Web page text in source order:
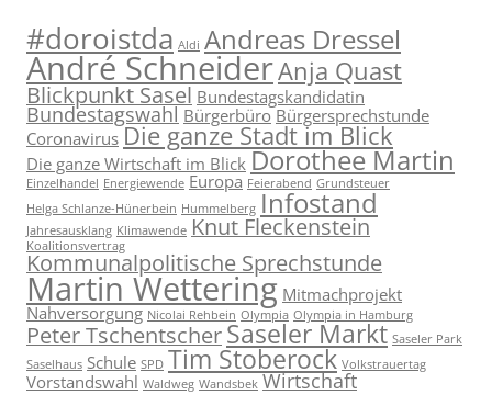
#doroistda Aldi Andreas Dressel
André SchneiderAnja Quast
Blickpunkt Sasel Bundestagskandidatin
Bundestagswahl Bürgerbüro Bürgersprechstunde
Coronavirus Die ganze Stadt im Blick
Die ganze Wirtschaft im Blick Dorothee Martin
Einzelhandel Energiewende Europa Feierabend Grundsteuer
Helga Schlanze-Hünerbein Hummelberg Infostand
Jahresausklang Klimawende Knut Fleckenstein
Koalitionsvertrag
Kommunalpolitische Sprechstunde
Martin Wettering Mitmachprojekt
Nahversorgung Nicolai Rehbein Olympia Olympia in Hamburg
Peter TschentscherSaseler Markt Saseler Park
Saselhaus Schule SPD Tim Stoberock Volkstrauertag
Vorstandswahl Waldweg Wandsbek Wirtschaft